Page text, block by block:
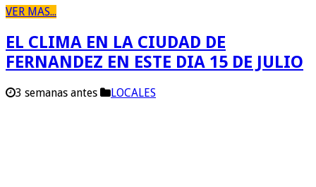
VER MAS...
EL CLIMA EN LA CIUDAD DE
FERNANDEZ EN ESTE DIA 15 DE JULIO
3 semanas antes LOCALES